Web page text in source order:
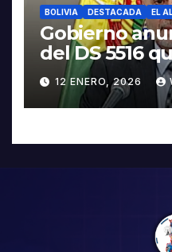
BOLIVIA DESTACADA EL
Gobierno
del DS 5516
5503
12 ENERO, 2026